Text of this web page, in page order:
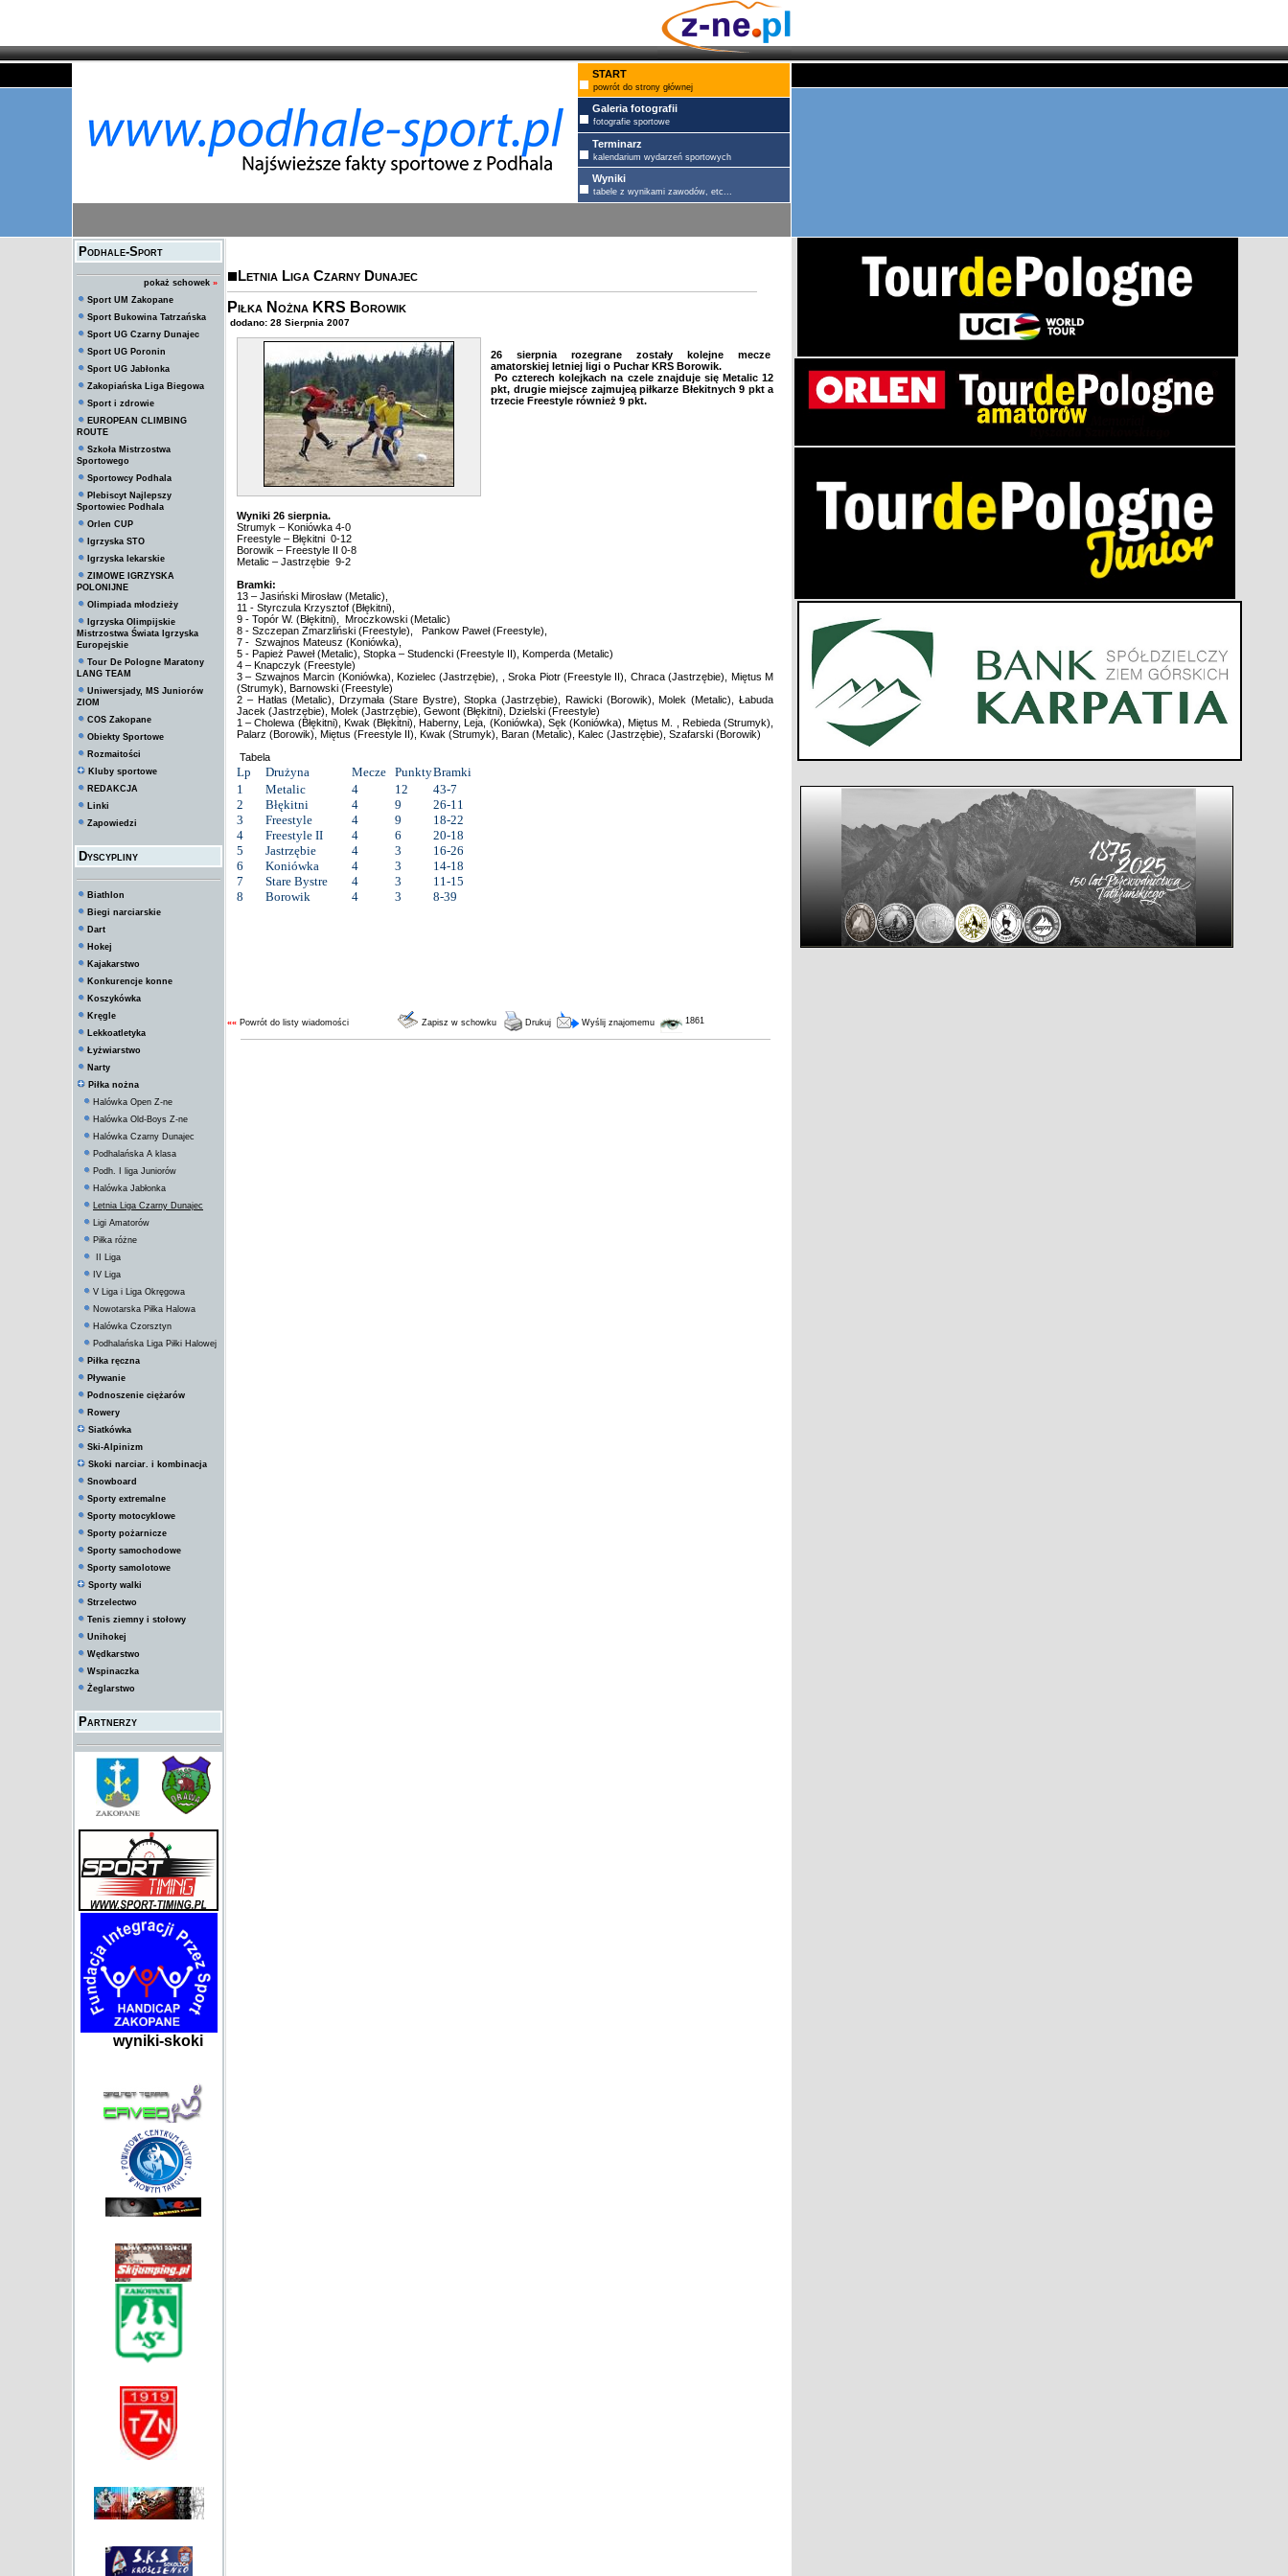
START
powrót do strony głównej
Galeria fotografii
fotografie sportowe
Terminarz
kalendarium wydarzeń sportowych
Wyniki
tabele z wynikami zawodów, etc...
Podhale-Sport
pokaż schowek »
Sport UM Zakopane
Sport Bukowina Tatrzańska
Sport UG Czarny Dunajec
Sport UG Poronin
Sport UG Jabłonka
Zakopiańska Liga Biegowa
Sport i zdrowie
EUROPEAN CLIMBING
ROUTE
Szkoła Mistrzostwa
Sportowego
Sportowcy Podhala
Plebiscyt Najlepszy
Sportowiec Podhala
Orlen CUP
Igrzyska STO
Igrzyska lekarskie
ZIMOWE IGRZYSKA
POLONIJNE
Olimpiada młodzieży
Igrzyska Olimpijskie
Mistrzostwa Świata Igrzyska
Europejskie
Tour De Pologne Maratony
LANG TEAM
Uniwersjady, MS Juniorów
ZIOM
COS Zakopane
Obiekty Sportowe
Rozmaitości
Kluby sportowe
REDAKCJA
Linki
Zapowiedzi
Dyscypliny
Biathlon
Biegi narciarskie
Dart
Hokej
Kajakarstwo
Konkurencje konne
Koszykówka
Kręgle
Lekkoatletyka
Łyżwiarstwo
Narty
Piłka nożna
Halówka Open Z-ne
Halówka Old-Boys Z-ne
Halówka Czarny Dunajec
Podhalańska A klasa
Podh. I liga Juniorów
Halówka Jabłonka
Letnia Liga Czarny Dunajec
Ligi Amatorów
Piłka różne
II Liga
IV Liga
V Liga i Liga Okręgowa
Nowotarska Piłka Halowa
Halówka Czorsztyn
Podhalańska Liga Piłki Halowej
Piłka ręczna
Pływanie
Podnoszenie ciężarów
Rowery
Siatkówka
Ski-Alpinizm
Skoki narciar. i kombinacja
Snowboard
Sporty extremalne
Sporty motocyklowe
Sporty pożarnicze
Sporty samochodowe
Sporty samolotowe
Sporty walki
Strzelectwo
Tenis ziemny i stołowy
Unihokej
Wędkarstwo
Wspinaczka
Żeglarstwo
Partnerzy
wyniki-skoki
Letnia Liga Czarny Dunajec
Piłka Nożna KRS Borowik
dodano: 28 Sierpnia 2007
26 sierpnia rozegrane zostały kolejne mecze
amatorskiej letniej ligi o Puchar KRS Borowik.
Po czterech kolejkach na czele znajduje się Metalic 12
pkt, drugie miejsce zajmujeą piłkarze Błekitnych 9 pkta
trzecie Freestyle również 9 pkt.
Wyniki 26 sierpnia.
Strumyk – Koniówka 4-0
Freestyle – Błękitni 0-12
Borowik – Freestyle II 0-8
Metalic – Jastrzębie 9-2
Bramki:
13 – Jasiński Mirosław (Metalic),
11 - Styrczula Krzysztof (Błękitni),
9 - Topór W. (Błękitni), Mroczkowski (Metalic)
8 - Szczepan Zmarzliński (Freestyle), Pankow Paweł (Freestyle),
7 - Szwajnos Mateusz (Koniówka),
5 - Papież Paweł (Metalic), Stopka – Studencki (Freestyle II), Komperda (Metalic)
4 – Knapczyk (Freestyle)
3 – Szwajnos Marcin (Koniówka), Kozielec (Jastrzębie), , Sroka Piotr (Freestyle II), Chraca (Jastrzębie), Miętus M
(Strumyk), Barnowski (Freestyle)
2 – Hatłas (Metalic), Drzymała (Stare Bystre), Stopka (Jastrzębie), Rawicki (Borowik), Molek (Metalic), Łabuda
Jacek (Jastrzębie), Molek (Jastrzębie), Gewont (Błękitni), Dzielski (Freestyle)
1 – Cholewa (Błękitni), Kwak (Błękitni), Haberny, Leja, (Koniówka), Sęk (Koniówka), Miętus M. , Rebieda (Strumyk),
Palarz (Borowik), Miętus (Freestyle II), Kwak (Strumyk), Baran (Metalic), Kalec (Jastrzębie), Szafarski (Borowik)
Tabela
Lp Drużyna Mecze PunktyBramki
1
Metalic 4 12
43-7
2
Błękitni 4 9
26-11
3
Freestyle 4 9
18-22
4
Freestyle II 4 6
20-18
5
Jastrzębie 4 3
16-26
6
Koniówka 4 3
14-18
7
Stare Bystre 4 3
11-15
8
Borowik 4 3 8-39
«« Powrót do listy wiadomości Zapisz w schowku Drukuj Wyślij znajomemu 1861